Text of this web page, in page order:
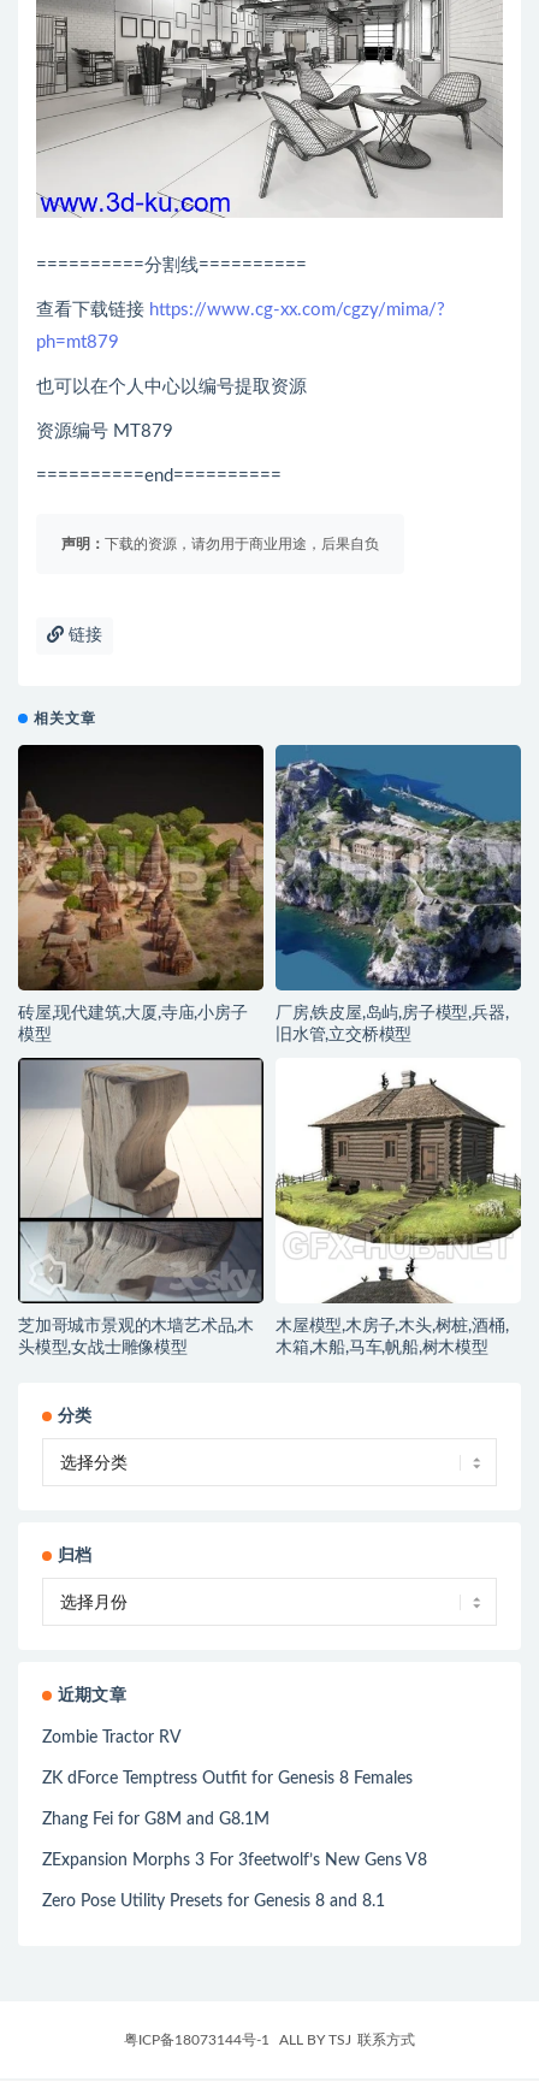
==========分割线==========
查看下载链接 https://www.cg-xx.com/cgzy/mima/?
ph=mt879
也可以在个人中心以编号提取资源
资源编号 MT879
==========end==========
声明： 下载的资源，请勿用于商业用途，后果自负
链接
相关文章
砖屋,现代建筑,大厦,寺庙,小房子
模型
厂房,铁皮屋,岛屿,房子模型,兵器,
旧水管,立交桥模型
芝加哥城市景观的木墙艺术品,木
头模型,女战士雕像模型
木屋模型,木房子,木头,树桩,酒桶,
木箱,木船,马车,帆船,树木模型
分类
归档
近期文章
Zombie Tractor RV
ZK dForce Temptress Outfit for Genesis 8 Females
Zhang Fei for G8M and G8.1M
ZExpansion Morphs 3 For 3feetwolf’s New Gens V8
Zero Pose Utility Presets for Genesis 8 and 8.1
粤ICP备18073144号-1 ALL BY TSJ 联系方式